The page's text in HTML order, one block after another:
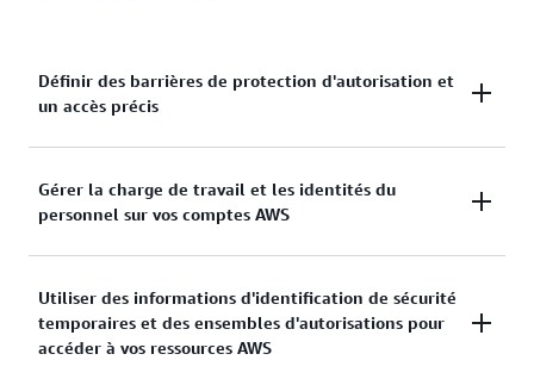
Définir des barrières de protection d'autorisation et
un accès précis
autorisations étendues, et progresser vers le
moindre privilège en utilisant des contrôles d'accès
précis pour vos charges de travail.
Gérer la charge de travail et les identités du
personnel sur vos comptes AWS
connecter de manière centralisée les identités à
plusieurs comptes AWS.
Utiliser des informations d'identification de sécurité
temporaires et des ensembles d'autorisations pour
accéder à vos ressources AWS